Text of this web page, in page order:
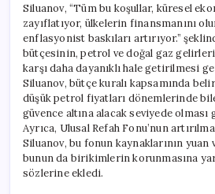
Siluanov, “Tüm bu koşullar, küresel
zayıflatıyor, ülkelerin finansmanını
enflasyonist baskıları artırıyor.”
bütçesinin, petrol ve doğal gaz
karşı daha dayanıklı hale getirilmesi
Siluanov, bütçe kuralı kapsamında
düşük petrol fiyatları dönemlerinde
güvence altına alacak seviyede
Ayrıca, Ulusal Refah Fonu’nun
Siluanov, bu fonun kaynaklarının yuan
bunun da birikimlerin korunmasına
sözlerine ekledi.